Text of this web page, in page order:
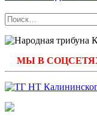
Найти:
МЫ В